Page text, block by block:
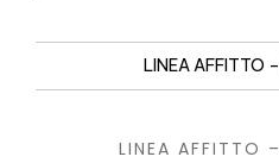
LINEA AFFITTO
LINEA AFFITTO